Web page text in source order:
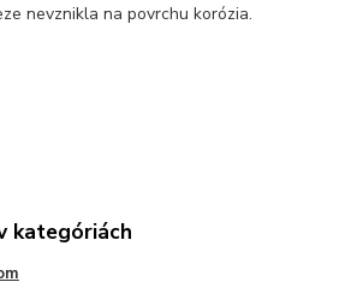
nevznikla na povrchu korózia.
kategóriách